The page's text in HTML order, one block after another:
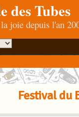
des Tubes
joie depuis l'an
Festival du